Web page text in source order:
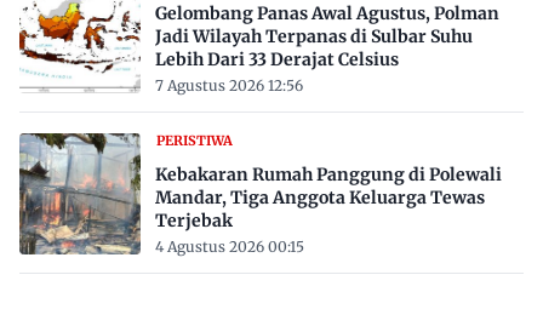
Gelombang Panas Awal Agustus, Polman
Jadi Wilayah Terpanas di Sulbar Suhu
Lebih Dari 33 Derajat Celsius
7 Agustus 2026 12:56
PERISTIWA
Kebakaran Rumah Panggung di Polewali
Mandar, Tiga Anggota Keluarga Tewas
Terjebak
4 Agustus 2026 00:15